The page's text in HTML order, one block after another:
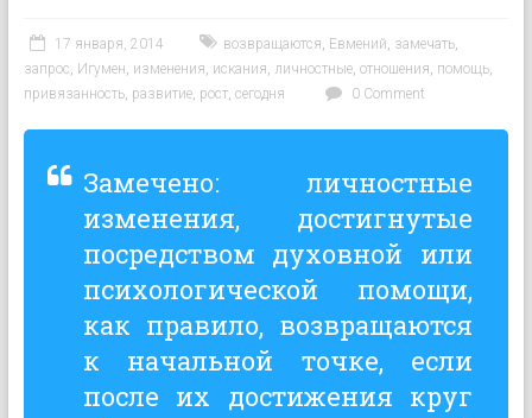
17 января, 2014 возвращаются, Евмений, замечать,
запрос, Игумен, изменения, искания, личностные, отношения, помощь,
привязанность, развитие, рост, сегодня 0 Comment
Замечено: личностные
изменения, достигнутые
посредством духовной или
психологической помощи,
как правило, возвращаются
к начальной точке, если
после их достижения круг